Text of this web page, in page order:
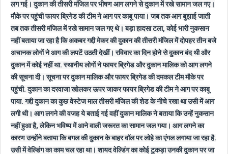
लग गई। दुकान की तीसरी मंजिल पर भीषण आग लगने से दुकान में रखे सामान जल गए।
मौके पर पहुंची फायर ब्रिगेड की टीम ने आग पर काबू पाया। जब तक आग बुझाई जाती
तब तक तीसरी मंजिल में रखे सामान जल गए थे। बड़ा हादसा टला, कोई भारी नुकसान
नहीं बताया जा रहा है कि अकबर गद्दी मेकर की दुकान की तीसरी मंजिल में दोपहर तीन बजे
अचानक लोगों ने आग की लपटें उठती देखीं। रविवार का दिन होने से दुकान बंद थी और
दुकान में कोई नहीं था. स्थानीय लोगों ने फायर ब्रिगेड और दुकान मालिक को आग लगने
की सूचना दी। सूचना पर दुकान मालिक और फायर ब्रिगेड की दमकल टीम मौके पर
पहुंची. दुकान का दरवाजा खोलकर ऊपर जाकर फायर ब्रिगेड की टीम ने आग पर काबू
पाया. गद्दी दुकान का कुछ वेस्टेज माल तीसरी मंजिल की शेड के नीचे रखा था उसी में आग
लगी थी। आग लगने की वजह ये बताई गई वहीं दुकान मालिक ने बताया कि उन्हें नुकसान
नहीं हुआ है, लेकिन भविष्य में आने वाली जरूरत का सामान जल गया। आग लगने का
कारण उन्होंने बताया कि बगल की दुकान के बाहर वॉल पर लोहे का एंगल लगाया जा रहा है.
उसी में वेल्डिंग का काम चल रहा था। शायद वेल्डिंग का कोई टुकड़ा उनकी दुकान पर जा